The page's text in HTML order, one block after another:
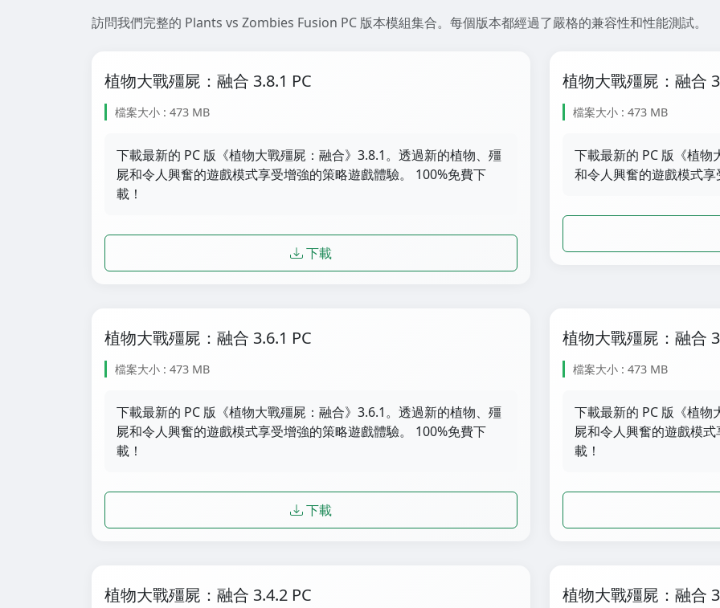
訪問我們完整的 Plants vs Zombies Fusion PC 版本模組集合。每個版本都經過了嚴格的兼容性和性能測試。
植物大戰殭屍：融合 3.8.1 PC
檔案大小 : 473 MB
下載最新的 PC 版《植物大戰殭屍：融合》3.8.1。透過新的植物、殭
屍和令人興奮的遊戲模式享受增強的策略遊戲體驗。 100%免費下
載！
下載
植物大戰殭屍：融合
檔案大小 : 473 MB
下載最新的 PC 版《植
和令人興奮的遊戲模式
植物大戰殭屍：融合 3.6.1 PC
檔案大小 : 473 MB
下載最新的 PC 版《植物大戰殭屍：融合》3.6.1。透過新的植物、殭
屍和令人興奮的遊戲模式享受增強的策略遊戲體驗。 100%免費下
載！
下載
植物大戰殭屍：融合
檔案大小 : 473 MB
下載最新的 PC 版《植
屍和令人興奮的遊戲模
載！
植物大戰殭屍：融合 3.4.2 PC 植物大戰殭屍：融合